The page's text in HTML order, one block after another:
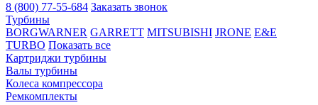
8 (800) 77-55-684 Заказать звонок
Турбины
BORGWARNER GARRETT MITSUBISHI JRONE E&E
TURBO Показать все
Картриджи турбины
Валы турбины
Колеса компрессора
Ремкомплекты